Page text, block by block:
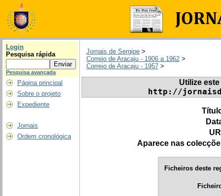
Login
Pesquisa rápida
Pesquisa avançada
Página principal
Sobre o projeto
Expediente
Jornais
Ordem cronológica
Jornais de Sergipe >
Correio de Aracaju - 1906 a 1962 >
Correio de Aracaju - 1957 >
Utilize
http://
Aparece nas
Ficheiros deste